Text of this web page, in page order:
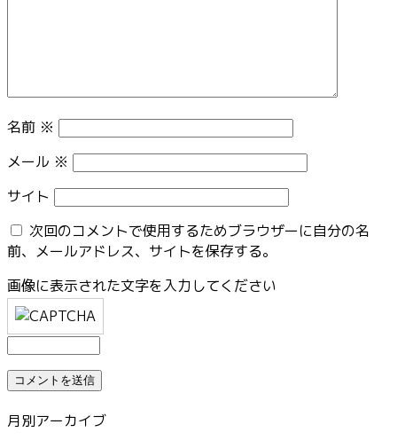
名前 ※
メール ※
サイト
次回のコメントで使用するためブラウザーに自分の名
前、メールアドレス、サイトを保存する。
画像に表示された文字を入力してください
月別アーカイブ